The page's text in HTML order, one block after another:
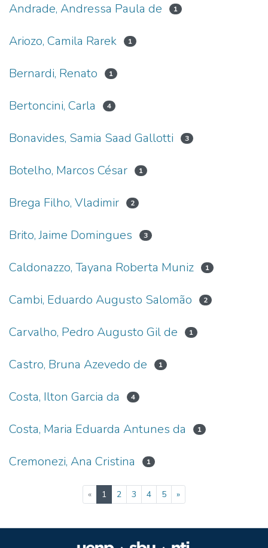
Andrade, Andressa Paula de 1
Ariozo, Camila Rarek 1
Bernardi, Renato 1
Bertoncini, Carla 4
Bonavides, Samia Saad Gallotti 3
Botelho, Marcos César 1
Brega Filho, Vladimir 2
Brito, Jaime Domingues 3
Caldonazzo, Tayana Roberta Muniz 1
Cambi, Eduardo Augusto Salomão 2
Carvalho, Pedro Augusto Gil de 1
Castro, Bruna Azevedo de 1
Costa, Ilton Garcia da 4
Costa, Maria Eduarda Antunes da 1
Cremonezi, Ana Cristina 1
« 1 (current)
2 3 4 5 »